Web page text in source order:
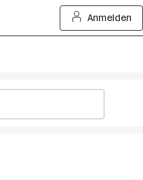
Anmelden